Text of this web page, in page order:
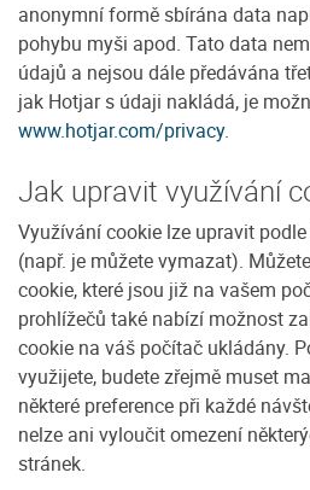
anonymní formě sbírána data
pohybu myši apod. Tato data
údajů a nejsou dále předávána
jak Hotjar s údaji nakládá, je
www.hotjar.com/privacy.
Jak upravit využívání
Využívání cookie lze upravit
(např. je můžete vymazat).
cookie, které jsou již na vašem
prohlížečů také nabízí možnost
cookie na váš počítač ukládány.
využijete, budete zřejmě muset
některé preference při každé
nelze ani vyloučit omezení
stránek.